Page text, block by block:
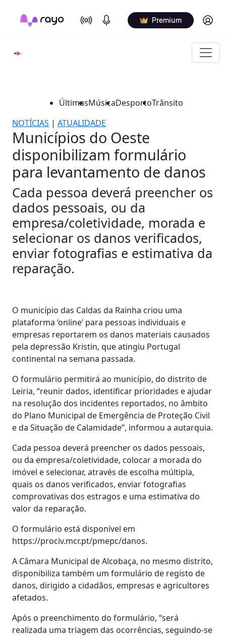
On Air Podcasts Premium Log in
ÚltimasMúsicaDesportoTrânsito
NOTÍCIAS | ATUALIDADE
Municípios do Oeste
disponibilizam formulário
para levantamento de danos
Cada pessoa deverá preencher os
dados pessoais, ou da
empresa/coletividade, morada e
selecionar os danos verificados,
enviar fotografias e estimativa da
reparação.
O município das Caldas da Rainha criou uma
plataforma ‘online’ para pessoas individuais e
empresas reportarem os danos materiais causados
pela depressão Kristin, que atingiu Portugal
continental na semana passada.
O formulário permitirá ao município, do distrito de
Leiria, “reunir dados, identificar prioridades e ajudar
na resolução dos incidentes reportados, no âmbito
do Plano Municipal de Emergência de Proteção Civil
e da Situação de Calamidade”, informou a autarquia.
Cada pessoa deverá preencher os dados pessoais,
ou da empresa/coletividade, colocar a morada do
imóvel e selecionar, através de escolha múltipla,
quais os danos verificados, enviar fotografias
comprovativas dos estragos e uma estimativa do
valor da reparação.
O formulário está disponível em
https://prociv.mcr.pt/pmepc/danos.
A Câmara Municipal de Alcobaça, no mesmo distrito,
disponibiliza também um formulário de registo de
danos, dirigido a cidadãos, empresas e agricultores
afetados.
Após o preenchimento do formulário, “será
realizada uma triagem das ocorrências, seguindo-se